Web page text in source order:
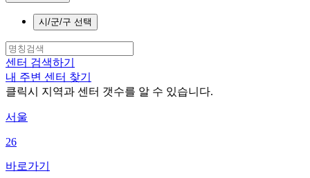
시/군/구 선택
센터 검색하기
내 주변 센터 찾기
클릭시 지역과 센터 갯수를 알 수 있습니다.
서울
26
바로가기